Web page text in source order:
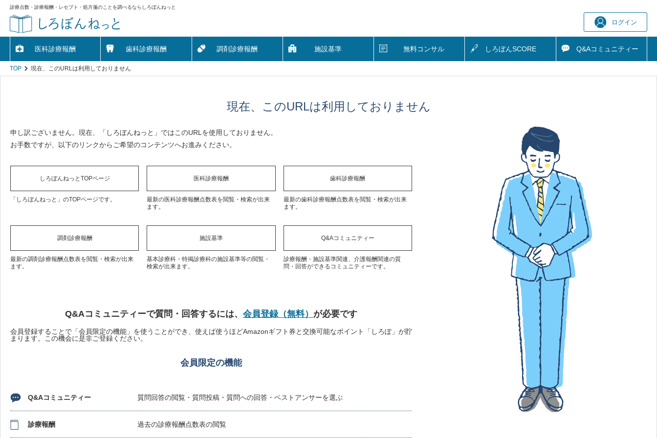
診療点数・診療報酬・レセプト・処方箋のことを調べるならしろぼんねっと
ログイン
医科診療報酬 歯科診療報酬 調剤診療報酬 施設基準 無料コンサル しろぼんSCORE Q&Aコミュニティー
TOP 現在、このURLは利用しておりません
現在、このURLは利用しておりません
申し訳ございません。現在、「しろぼんねっと」ではこのURLを使用しておりません。
お手数ですが、以下のリンクからご希望のコンテンツへお進みください。
しろぼんねっとTOPページ
「しろぼんねっと」のTOPページです。
医科診療報酬
最新の医科診療報酬点数表を閲覧・検索が出来
ます。
歯科診療報酬
最新の歯科診療報酬点数表を閲覧・検索が出来
ます。
調剤診療報酬
最新の調剤診療報酬点数表を閲覧・検索が出来
ます。
施設基準
基本診療科・特掲診療科の施設基準等の閲覧・
検索が出来ます。
Q&Aコミュニティー
診療報酬・施設基準関連、介護報酬関連の質
問・回答ができるコミュニティーです。
Q&Aコミュニティーで質問・回答するには、 会員登録（無料） が必要です
会員登録することで「会員限定の機能」を使うことができ、使えば使うほどAmazonギフト券と交換可能なポイント「しろぽ」が貯
まります。この機会に是非ご登録ください。
会員限定の機能
Q&Aコミュニティー 質問回答の閲覧・質問投稿・質問への回答・ベストアンサーを選ぶ
診療報酬 過去の診療報酬点数表の閲覧